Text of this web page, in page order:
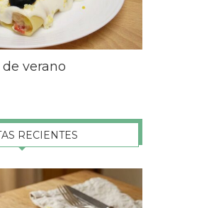
verano
RECIENTES